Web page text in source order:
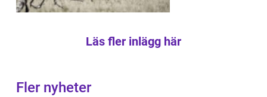
Läs fler inlägg här
Fler nyheter